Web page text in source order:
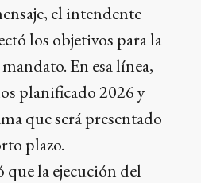
el intendente
los objetivos para la
En esa línea,
planificado 2026 y
que será presentado
plazo.
la ejecución del